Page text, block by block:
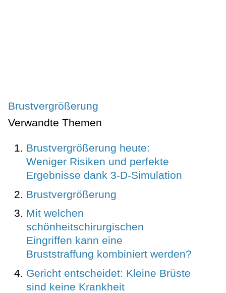
Brustvergrößerung
Verwandte Themen
Brustvergrößerung heute:
Weniger Risiken und perfekte
Ergebnisse dank 3-D-Simulation
Brustvergrößerung
Mit welchen
schönheitschirurgischen
Eingriffen kann eine
Bruststraffung kombiniert werden?
Gericht entscheidet: Kleine Brüste
sind keine Krankheit